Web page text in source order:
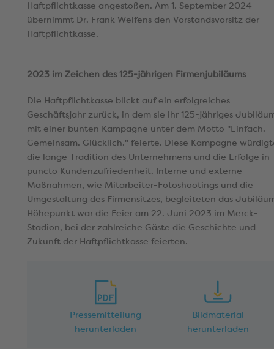
Haftpflichtkasse angestoßen. Am 1. September 2024
übernimmt Dr. Frank Welfens den Vorstandsvorsitz der
Haftpflichtkasse.
2023 im Zeichen des 125-jährigen Firmenjubiläums
Die Haftpflichtkasse blickt auf ein erfolgreiches
Geschäftsjahr zurück, in dem sie ihr 125-jähriges
mit einer bunten Kampagne unter dem Motto "Einfach.
Gemeinsam. Glücklich." feierte. Diese Kampagne
die lange Tradition des Unternehmens und die Erfolge in
puncto Kundenzufriedenheit. Interne und externe
Maßnahmen, wie Mitarbeiter-Fotoshootings und die
Umgestaltung des Firmensitzes, begleiteten das
Höhepunkt war die Feier am 22. Juni 2023 im Merck-
Stadion, bei der zahlreiche Gäste die Geschichte und
Zukunft der Haftpflichtkasse feierten.
Pressemitteilung
herunterladen
Bildmaterial
herunterladen